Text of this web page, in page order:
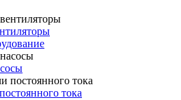
тока